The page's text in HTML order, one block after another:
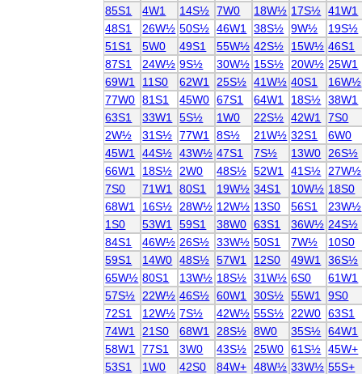
85S1
4W1 14S½ 7W0 18W½ 17S½ 41W1
48S1
26W½ 50S½ 46W1 38S½ 9W½
19S½
51S1
5W0 49S1 55W½ 42S½ 15W½ 46S1
87S1
24W½ 9S½ 30W½ 15S½ 20W½ 25W1
69W1
11S0 62W1 25S½ 41W½ 40S1
16W½
77W0 81S1 45W0 67S1 64W1 18S½ 38W1
63S1
33W1 5S½ 1W0 22S½ 42W1
7S0
2W½
31S½ 77W1 8S½ 21W½ 32S1
6W0
45W1
44S½ 43W½ 47S1 7S½ 13W0
26S½
66W1
18S½ 2W0 48S½ 52W1 41S½
27W½
7S0
71W1 80S1 19W½ 34S1 10W½ 18S0
68W1
16S½ 28W½ 12W½ 13S0 56S1
23W½
1S0
53W1 59S1 38W0 63S1 36W½ 24S½
84S1
46W½ 26S½ 33W½ 50S1 7W½
10S0
59S1
14W0 48S½ 57W1 12S0 49W1
36S½
65W½ 80S1 13W½ 18S½ 31W½ 6S0
61W1
57S½
22W½ 46S½ 60W1 30S½ 55W1
9S0
72S1
12W½ 7S½ 42W½ 55S½ 22W0 63S1
74W1
21S0 68W1 28S½ 8W0 35S½ 64W1
58W1
77S1 3W0 43S½ 25W0 61S½ 45W+
53S1
1W0 42S0 84W+ 48W½ 33W½ 55S+